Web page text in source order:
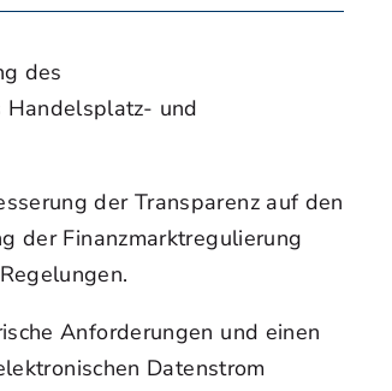
des
und
der Transparenz auf den
der Finanzmarktregulierung
Anforderungen und einen
Datenstrom